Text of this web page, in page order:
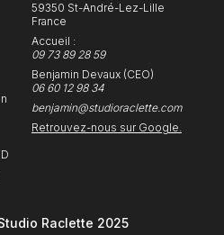
59350 St-André-Lez-Lille
France
Accueil :
09 73 89 28 59
Benjamin Devaux (CEO)
06 60 12 98 34
benjamin@studioraclette.com
Retrouvez-nous sur Google.
Raclette 2025